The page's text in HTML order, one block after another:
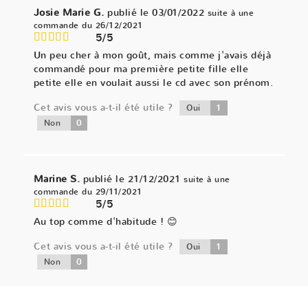
Josie Marie G.publié le 03/01/2022 suite à une
commande du 26/12/2021
5/5
Un peu cher à mon goût, mais comme j'avais déjà
commandé pour ma première petite fille elle
petite elle en voulait aussi le cd avec son prénom.
Cet avis vous a-t-il été utile ?
Oui 1
Non 0
Marine S. publié le 21/12/2021 suite à une
commande du 29/11/2021
5/5
Au top comme d'habitude ! 😊
Cet avis vous a-t-il été utile ?
Oui 1
Non 0